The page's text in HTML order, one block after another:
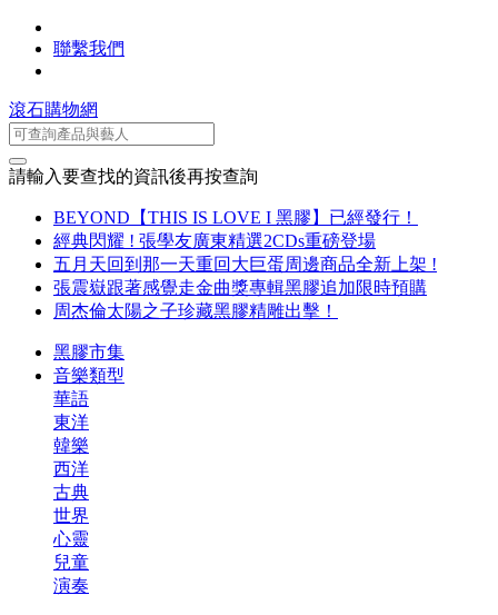
聯繫我們
滾石購物網
請輸入要查找的資訊後再按查詢
BEYOND【THIS IS LOVE I 黑膠】已經發行！
經典閃耀 ! 張學友廣東精選2CDs重磅登場
五月天回到那一天重回大巨蛋周邊商品全新上架 !
張震嶽跟著感覺走金曲獎專輯黑膠追加限時預購
周杰倫太陽之子珍藏黑膠精雕出擊！
黑膠市集
音樂類型
華語
東洋
韓樂
西洋
古典
世界
心靈
兒童
演奏